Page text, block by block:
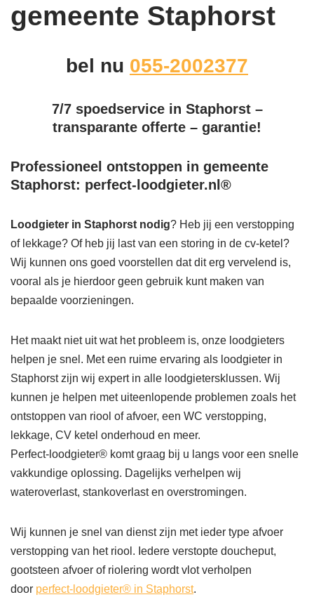
gemeente Staphorst
bel nu 055-2002377
7/7 spoedservice in Staphorst –
transparante offerte – garantie!
Professioneel ontstoppen in gemeente
Staphorst: perfect-loodgieter.nl®
Loodgieter in Staphorst nodig? Heb jij een verstopping
of lekkage? Of heb jij last van een storing in de cv-ketel?
Wij kunnen ons goed voorstellen dat dit erg vervelend is,
vooral als je hierdoor geen gebruik kunt maken van
bepaalde voorzieningen.
Het maakt niet uit wat het probleem is, onze loodgieters
helpen je snel. Met een ruime ervaring als loodgieter in
Staphorst zijn wij expert in alle loodgietersklussen. Wij
kunnen je helpen met uiteenlopende problemen zoals het
ontstoppen van riool of afvoer, een WC verstopping,
lekkage, CV ketel onderhoud en meer.
Perfect-loodgieter® komt graag bij u langs voor een snelle
vakkundige oplossing. Dagelijks verhelpen wij
wateroverlast, stankoverlast en overstromingen.
Wij kunnen je snel van dienst zijn met ieder type afvoer
verstopping van het riool. Iedere verstopte doucheput,
gootsteen afvoer of riolering wordt vlot verholpen
door perfect-loodgieter® in Staphorst.